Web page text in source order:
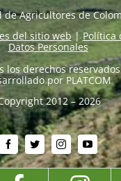
de Agricultores de
del sitio web|Política
Datos Personales
los derechos reservados
por PLATCOM
2012 – 2026